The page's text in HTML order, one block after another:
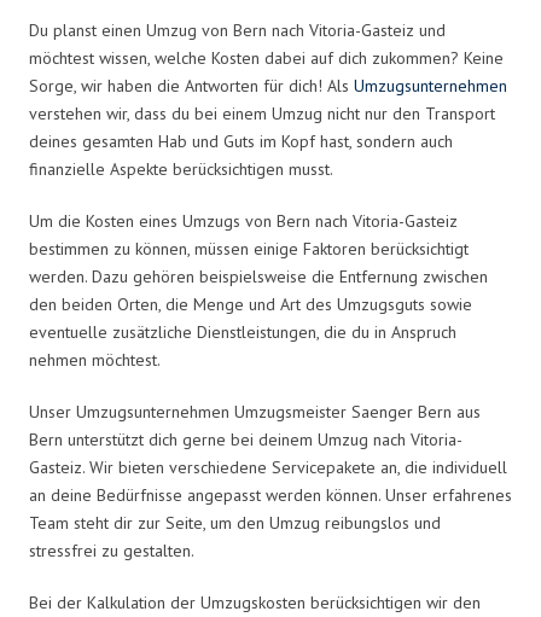
Du planst einen Umzug von Bern nach Vitoria-Gasteiz und
möchtest wissen, welche Kosten dabei auf dich zukommen? Keine
Sorge, wir haben die Antworten für dich! Als Umzugsunternehmen
verstehen wir, dass du bei einem Umzug nicht nur den Transport
deines gesamten Hab und Guts im Kopf hast, sondern auch
finanzielle Aspekte berücksichtigen musst.
Um die Kosten eines Umzugs von Bern nach Vitoria-Gasteiz
bestimmen zu können, müssen einige Faktoren berücksichtigt
werden. Dazu gehören beispielsweise die Entfernung zwischen
den beiden Orten, die Menge und Art des Umzugsguts sowie
eventuelle zusätzliche Dienstleistungen, die du in Anspruch
nehmen möchtest.
Unser Umzugsunternehmen Umzugsmeister Saenger Bern aus
Bern unterstützt dich gerne bei deinem Umzug nach Vitoria-
Gasteiz. Wir bieten verschiedene Servicepakete an, die individuell
an deine Bedürfnisse angepasst werden können. Unser erfahrenes
Team steht dir zur Seite, um den Umzug reibungslos und
stressfrei zu gestalten.
Bei der Kalkulation der Umzugskosten berücksichtigen wir den